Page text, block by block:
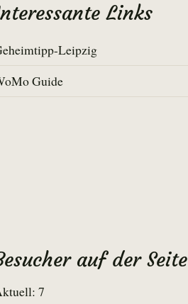
Links
Leipzig
Guide
auf der Seite
7